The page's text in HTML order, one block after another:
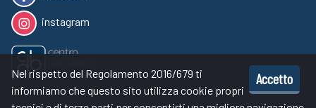
instagram
Accetto
Nel rispetto del Regolamento 2016/679 ti
informiamo che questo sito utilizza cookie propri